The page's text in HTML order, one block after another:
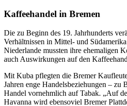
Kaffeehandel in Bremen
Die zu Beginn des 19. Jahrhunderts
Verhältnissen in Mittel- und
Niederlande mussten ihre ehemaligen
auch Auswirkungen auf den
Mit Kuba pflegten die Bremer
Jahren enge Handelsbeziehungen – zu
Handel vornehmlich auf Tabak. „Auf
Havanna wird ebensoviel Bremer